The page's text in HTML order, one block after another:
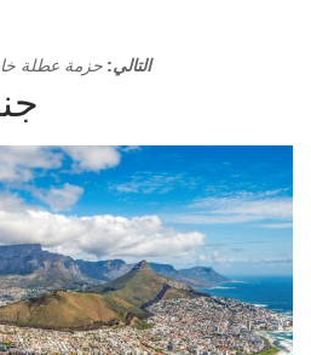
التالي: حزمة عطلة
2.